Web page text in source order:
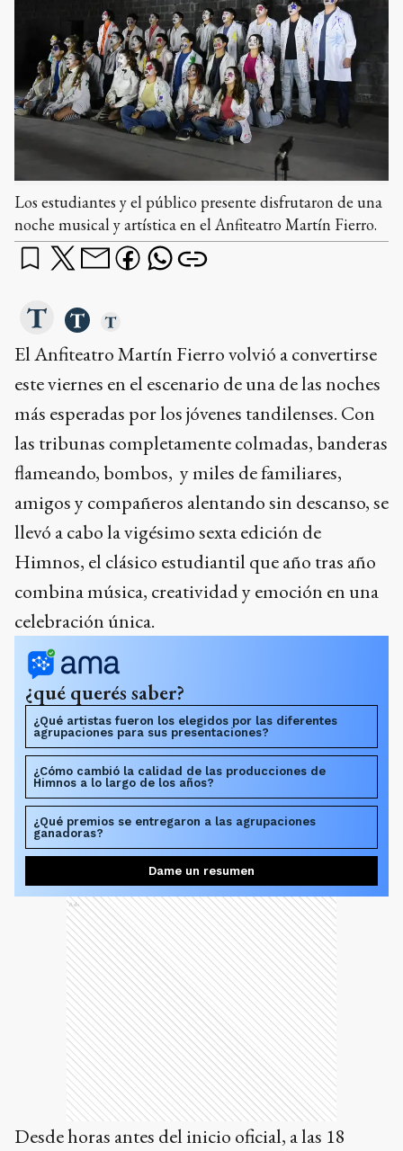
Los estudiantes y el público presente disfrutaron de una
noche musical y artística en el Anfiteatro Martín Fierro.
El Anfiteatro Martín Fierro volvió a convertirse
este viernes en el escenario de una de las noches
más esperadas por los jóvenes tandilenses. Con
las tribunas completamente colmadas, banderas
flameando, bombos, y miles de familiares,
amigos y compañeros alentando sin descanso, se
llevó a cabo la vigésimo sexta edición de
Himnos, el clásico estudiantil que año tras año
combina música, creatividad y emoción en una
celebración única.
¿qué querés saber?
¿Qué artistas fueron los elegidos por las diferentes
agrupaciones para sus presentaciones?
¿Cómo cambió la calidad de las producciones de
Himnos a lo largo de los años?
¿Qué premios se entregaron a las agrupaciones
ganadoras?
Dame un resumen
Ads
Desde horas antes del inicio oficial, a las 18